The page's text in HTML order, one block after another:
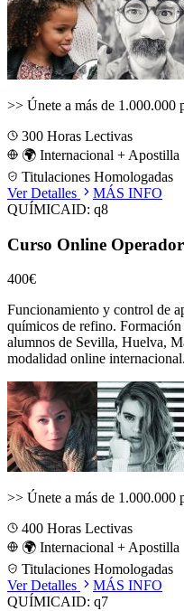
>> Únete a más de 1.000.000
300 Horas Lectivas
🌍 Internacional + Apostilla
Titulaciones Homologadas
Ver Detalles
MÁS INFO
QUÍMICAID: q8
Curso Online
400€
Funcionamiento y control de
químicos de refino. Formación
alumnos de Sevilla, Huelva,
modalidad online internacional.
>> Únete a más de 1.000.000
400 Horas Lectivas
🌍 Internacional + Apostilla
Titulaciones Homologadas
Ver Detalles
MÁS INFO
QUÍMICAID: q7